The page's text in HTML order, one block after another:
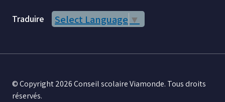
Traduire Select Language ▼
© Copyright 2026 Conseil scolaire Viamonde. Tous droits
réservés.